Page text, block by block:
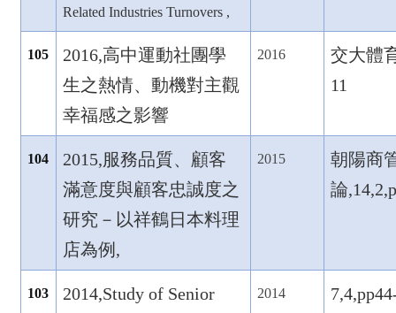
Related Industries Turnovers ,
105 2016,高中運動社團學
生之熱情、動機對主觀
幸福感之影響
2016
交大體
11
104 2015,服務品質、顧客
滿意度與顧客忠誠度之
研究－以祥鶴日本料理
店為例,
2015
朝陽商
論
103
2014,Study of Senior
2014